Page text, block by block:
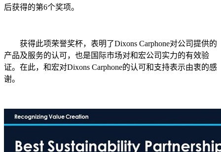
后获得的第6个奖项。
获得此项荣誉奖杯，表明了Dixons Carphone对公司提供的
产品及服务的认可，也是国际市场对和宏公司实力的有效验
证。在此，和宏对Dixons Carphone的认可和支持表示由衷的感
谢。